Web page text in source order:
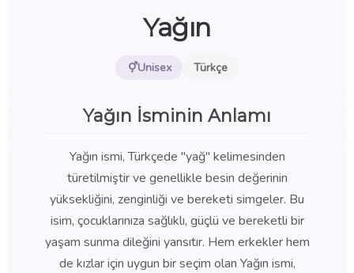
Yağın
Unisex Türkçe
Yağın İsminin Anlamı
Yağın ismi, Türkçede "yağ" kelimesinden
türetilmiştir ve genellikle besin değerinin
yüksekliğini, zenginliği ve bereketi simgeler. Bu
isim, çocuklarınıza sağlıklı, güçlü ve bereketli bir
yaşam sunma dileğini yansıtır. Hem erkekler hem
de kızlar için uygun bir seçim olan Yağın ismi,